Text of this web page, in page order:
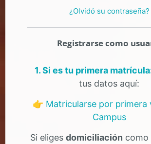
¿Olvidó su contraseña?
Registrarse como
1. Si es tu primera
tus datos aquí:
👉 Matricularse por primera
Campus
Si eliges domiciliación como